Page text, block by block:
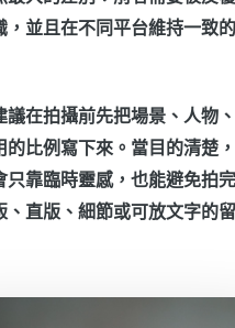
，並且在不同平台維持一致
議在拍攝前先把場景、人物
的比例寫下來。當目的清楚
只靠臨時靈感，也能避免拍
、直版、細節或可放文字的